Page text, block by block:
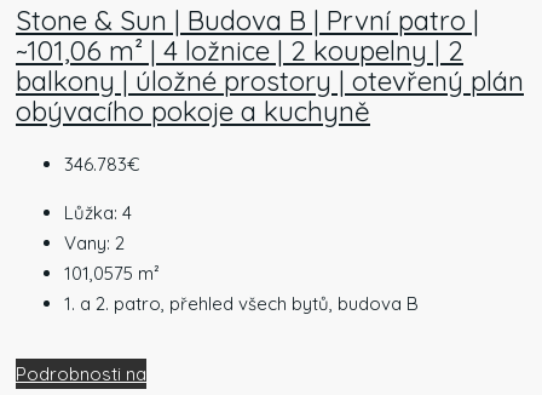
Stone & Sun | Budova B | První patro |
~101,06 m² | 4 ložnice | 2 koupelny | 2
balkony | úložné prostory | otevřený plán
obývacího pokoje a kuchyně
346.783€
Lůžka: 4
Vany: 2
101,0575 m²
1. a 2. patro, přehled všech bytů, budova B
Podrobnosti na